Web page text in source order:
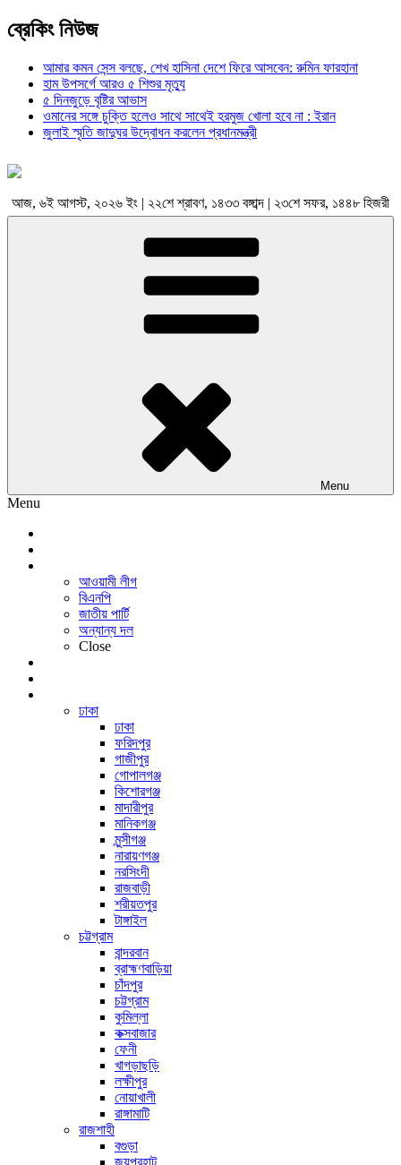
ব্রেকিং নিউজ
আমার কমন সেন্স বলছে, শেখ হাসিনা দেশে ফিরে আসবেন: রুমিন ফারহানা
হাম উপসর্গে আরও ৫ শিশুর মৃত্যু
৫ দিনজুড়ে বৃষ্টির আভাস
ওমানের সঙ্গে চুক্তি হলেও সাথে সাথেই হরমুজ খোলা হবে না : ইরান
জুলাই স্মৃতি জাদুঘর উদ্বোধন করলেন প্রধানমন্ত্রী
আজ, ৬ই আগস্ট, ২০২৬ ইং | ২২শে শ্রাবণ, ১৪৩৩ বঙ্গাব্দ | ২৩শে সফর, ১৪৪৮ হিজরী
Menu
Menu
আওয়ামী লীগ
বিএনপি
জাতীয় পার্টি
অন্যান্য দল
Close
ঢাকা
ঢাকা
ফরিদপুর
গাজীপুর
গোপালগঞ্জ
কিশোরগঞ্জ
মাদারীপুর
মানিকগঞ্জ
মুন্সীগঞ্জ
নারায়ণগঞ্জ
নরসিংদী
রাজবাড়ী
শরীয়তপুর
টাঙ্গাইল
চট্টগ্রাম
বান্দরবান
ব্রাহ্মণবাড়িয়া
চাঁদপুর
চট্টগ্রাম
কুমিল্লা
কক্সবাজার
ফেনী
খাগড়াছড়ি
লক্ষীপুর
নোয়াখালী
রাঙ্গামাটি
রাজশাহী
বগুড়া
জয়পুরহাট